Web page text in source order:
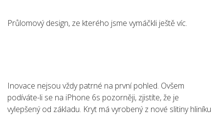
Průlomový design, ze kterého jsme vymáčkli ještě víc.
Inovace nejsou vždy patrné na první pohled. Ovšem
podíváte-li se na iPhone 6s pozorněji, zjistíte, že je
vylepšený od základu. Kryt má vyrobený z nové slitiny hliníku